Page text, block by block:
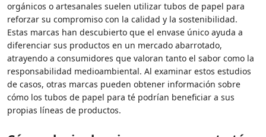
orgánicos o artesanales suelen utilizar tubos de papel para
reforzar su compromiso con la calidad y la sostenibilidad.
Estas marcas han descubierto que el envase único ayuda a
diferenciar sus productos en un mercado abarrotado,
atrayendo a consumidores que valoran tanto el sabor como la
responsabilidad medioambiental. Al examinar estos estudios
de casos, otras marcas pueden obtener información sobre
cómo los tubos de papel para té podrían beneficiar a sus
propias líneas de productos.